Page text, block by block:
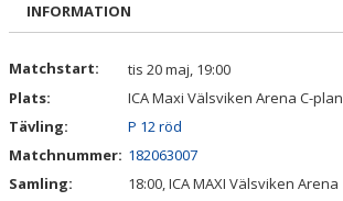
MATCHER
DOKUMENT
TRUPPEN
INFORMATION
Matchstart:
tis 20 maj, 19:00
Plats:
ICA Maxi Välsviken Arena C-plan
Tävling:
P 12 röd
Matchnummer: 182063007
Samling:
18:00, ICA MAXI Välsviken Arena